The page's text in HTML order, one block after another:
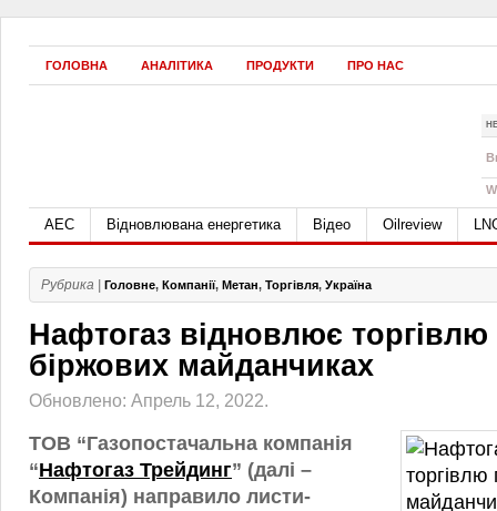
ГОЛОВНА АНАЛІТИКА ПРОДУКТИ ПРО НАС
АЕС Відновлювана енергетика Відео Oilreview
Рубрика | Головне, Компанії, Метан, Торгівля, Україна
Нафтогаз відновлює торгівлю
біржових майданчиках
Обновлено: Апрель 12, 2022.
ТОВ “Газопостачальна компанія
“Нафтогаз Трейдинг” (далі –
Компанія) направило листи-